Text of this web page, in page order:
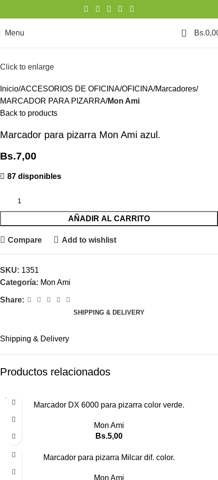
Menu 0 Bs.
Click to enlarge
Inicio ACCESORIOS DE OFICINA OFICINA Marcadores
MARCADOR PARA PIZARRA Mon Ami
Back to products
Marcador para pizarra Mon Ami azul.
Bs.7,00
87 disponibles
AÑADIR AL CARRITO
Compare Add to wishlist
SKU: 1351
Categoría: Mon Ami
Share:
SHIPPING & DELIVERY
Shipping & Delivery
Productos relacionados
SOLD
OUT
Marcador DX 6000 para pizarra color verde.
Mon Ami
Bs.5,00
Marcador para pizarra Milcar dif. color.
Mon Ami